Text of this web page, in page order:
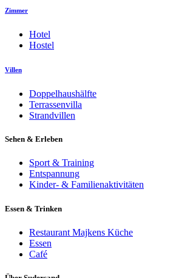
Zimmer
Hotel
Hostel
Villen
Doppelhaushälfte
Terrassenvilla
Strandvillen
Sehen & Erleben
Sport & Training
Entspannung
Kinder- & Familienaktivitäten
Essen & Trinken
Restaurant Majkens Küche
Essen
Café